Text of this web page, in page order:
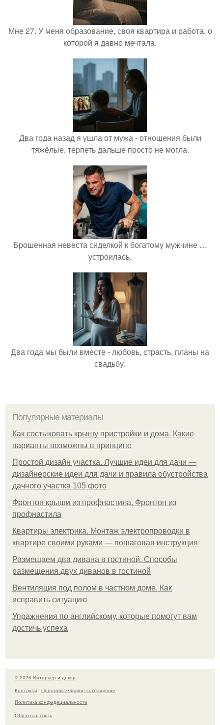
Мне 27. У меня образование, своя квартира и работа, о
которой я давно мечтала.
Два года назад я ушла от мужа - отношения были
тяжёлые, терпеть дальше просто не могла.
Брошенная невеста сиделкой к богатому мужчине …
устроилась.
Два года мы были вместе - любовь, страсть, планы на
свадьбу.
Популярные материалы
Как состыковать крышу пристройки и дома. Какие
варианты возможны в принципе
Простой дизайн участка. Лучшие идеи для дачи —
дизайнерские идеи для дачи и правила обустройства
дачного участка 105 фото
Фронтон крыши из профнастила. Фронтон из
профнастила
Квартиры электрика. Монтаж электропроводки в
квартире своими руками — пошаговая инструкция
Размещаем два дивана в гостиной. Способы
размещения двух диванов в гостиной
Вентиляция под полом в частном доме. Как
исправить ситуацию
Упражнения по английскому, которые помогут вам
достичь успеха
© 2026 Интерьер и декор
Контакты
Пользовательское соглашение
Политика конфидециальности
Обратная связь